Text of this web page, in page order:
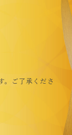
。ご了承くださ